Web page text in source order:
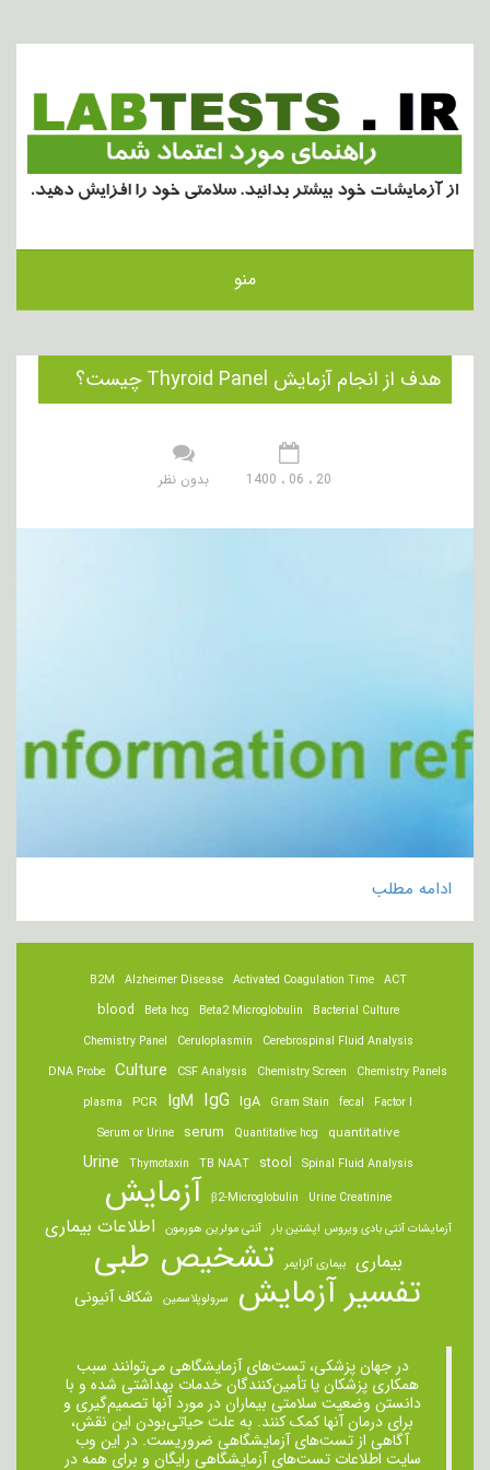
منو
هدف از انجام آزمایش Thyroid Panel چیست؟
20 ، 06 ، 1400 بدون نظر
ادامه مطلب
ACT
Activated Coagulation Time
Alzheimer Disease
B2M
Bacterial Culture
Beta2 Microglobulin
Beta hcg
blood
Cerebrospinal Fluid Analysis
Ceruloplasmin
Chemistry Panel
Chemistry Panels
Chemistry Screen
CSF Analysis
Culture
DNA Probe
Factor I
fecal
Gram Stain
IgA
IgG
IgM
PCR
plasma
quantitative
Quantitative hcg
serum
Serum or Urine
Spinal Fluid Analysis
stool
TB NAAT
Thymotaxin
Urine
Urine Creatinine
β2-Microglobulin آزمایش
آزمایشات آنتی بادی ویروس اپشتین بار آنتی مولرین هورمون اطلاعات بیماری
بیماری بیماری آلزایمر تشخیص طبی
تفسیر آزمایش سرولوپلاسمین شکاف آنیونی
در جهان پزشکی، تست‌های آزمایشگاهی می‌توانند سبب
همکاری پزشکان یا تأمین‌کنندگان خدمات بهداشتی شده و با
دانستن وضعیت سلامتی بیماران در مورد آنها تصمیم‌گیری و
برای درمان ‌آنها کمک کنند. به علت حیاتی‌بودن این نقش،
آگاهی از تست‌های آزمایشگاهی ضروریست. در این وب
سایت اطلاعات تست‌های آزمایشگاهی رایگان و برای همه در